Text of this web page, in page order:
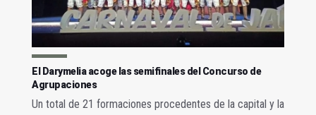
El Darymelia acoge las semifinales del Concurso de
Agrupaciones
Un total de 21 formaciones procedentes de la capital y la